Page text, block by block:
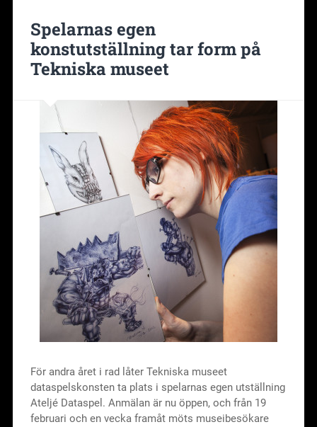
Spelarnas egen
konstutställning tar form på
Tekniska museet
För andra året i rad låter Tekniska museet
dataspelskonsten ta plats i spelarnas egen utställning
Ateljé Dataspel. Anmälan är nu öppen, och från 19
februari och en vecka framåt möts museibesökare